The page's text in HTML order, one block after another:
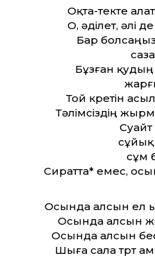
Оқта-текте
О, әділет, әлі
Бар болсаңыз
Бұзған
Той көретін
Тәлімсіздің
Суайт
сұйық
сұм
Сират­та* емес,
Осында алсын ел
Осында алсын
Осында алсын
Шыға сала төрт